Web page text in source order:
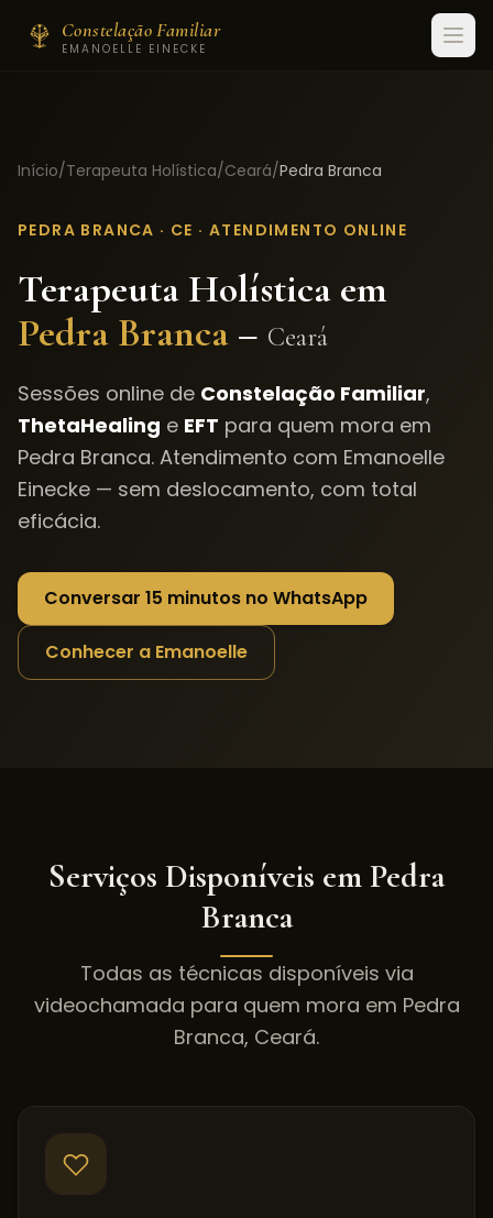
Constelação Familiar
EMANOELLE EINECKE
Início/Terapeuta Holística/Ceará/Pedra Branca
PEDRA BRANCA · CE · ATENDIMENTO ONLINE
Terapeuta Holística em
Pedra Branca – Ceará
Sessões online de Constelação Familiar,
ThetaHealing e EFT para quem mora em
Pedra Branca. Atendimento com Emanoelle
Einecke — sem deslocamento, com total
eficácia.
Conversar 15 minutos no WhatsApp
Conhecer a Emanoelle
Serviços Disponíveis emPedra
Branca
Todas as técnicas disponíveis via
videochamada para quem mora em Pedra
Branca, Ceará.